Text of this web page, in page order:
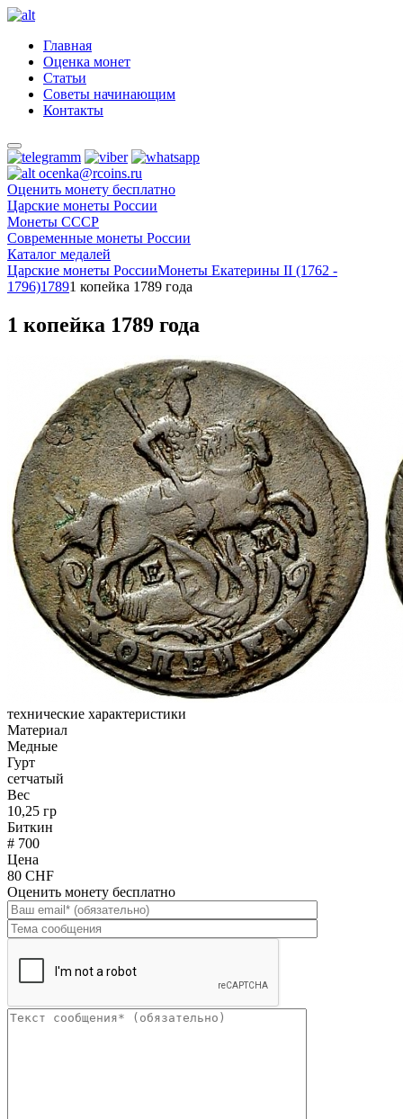
Главная
Оценка монет
Статьи
Советы начинающим
Контакты
ocenka@rcoins.ru
Оценить монету бесплатно
Царские монеты России
Монеты СССР
Современные монеты России
Каталог медалей
Царские монеты РоссииМонеты Екатерины II (1762 -
1796)17891 копейка 1789 года
1 копейка 1789 года
технические характеристики
Материал
Медные
Гурт
сетчатый
Вес
10,25 гр
Биткин
# 700
Цена
80 CHF
Оценить монету бесплатно